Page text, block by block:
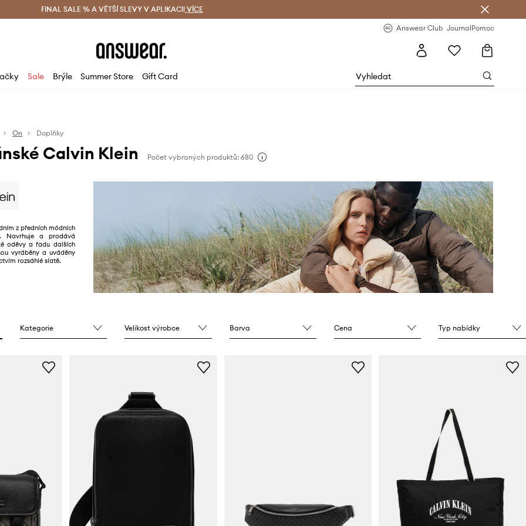
zdarma (od 1800 Kč) Doručení i do 24 h
FINAL SALE % A VĚTŠÍ SLEVY V APLIKACI! VÍCE
Answear Club JournalPomoc
Sale Brýle Summer Store Gift Card
On Doplňky
Calvin Klein Počet vybraných produktů: 680
z předních módních
Navrhuje a prodává
oděvy a řadu dalších
vyráběny a uváděny
rozsáhlé síatě.
Kategorie Velikost výrobce Barva Cena Typ nabídky